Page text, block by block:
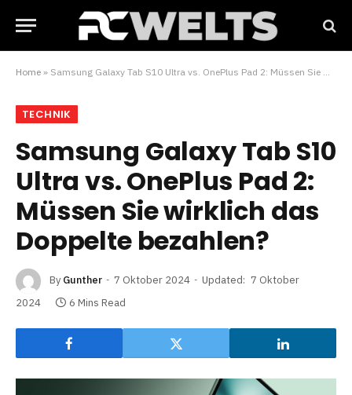
Home » Samsung Galaxy Tab S10 Ultra vs. OnePlus Pad 2: Müssen Sie wirklich das Doppelte bezahlen?
TECHNIK
Samsung Galaxy Tab S10
Ultra vs. OnePlus Pad 2:
Müssen Sie wirklich das
Doppelte bezahlen?
By Gunther 7 Oktober 2024 Updated: 7 Oktober
2024
6 Mins Read